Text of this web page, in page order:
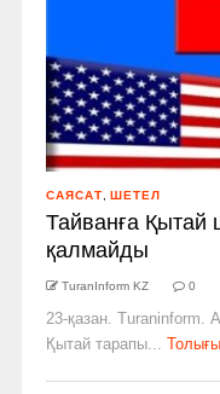
САЯСАТ ШЕТЕЛ
Тайванға
қалмайды
TuranInform KZ 0
23-қазан. Turaninform.
Қытай тарапы...